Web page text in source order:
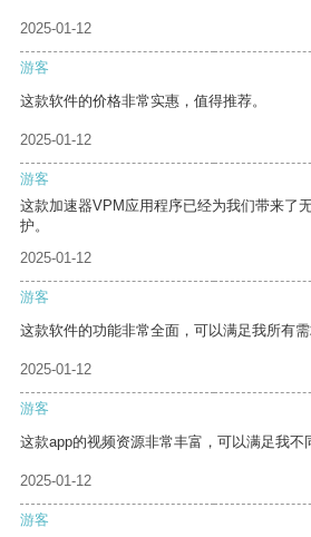
2025-01-12
游客
这款软件的价格非常实惠，值得推荐。
2025-01-12
游客
这款加速器VPM应用程序已经为我们带来了
护。
2025-01-12
游客
这款软件的功能非常全面，可以满足我所有需
2025-01-12
游客
这款app的视频资源非常丰富，可以满足我不
2025-01-12
游客